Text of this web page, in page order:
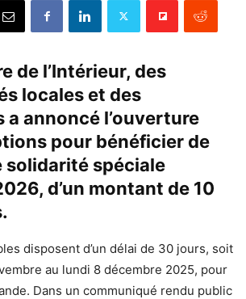
de l’Intérieur, des
locales et des
annoncé l’ouverture
pour bénéficier de
solidarité spéciale
d’un montant de 10
disposent d’un délai de 30 jours, soit
au lundi 8 décembre 2025, pour
Dans un communiqué rendu public